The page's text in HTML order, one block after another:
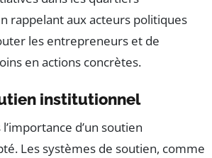
rappelant aux acteurs politiques
les entrepreneurs et de
en actions concrètes.
institutionnel
d’un soutien
Les systèmes de soutien, comme